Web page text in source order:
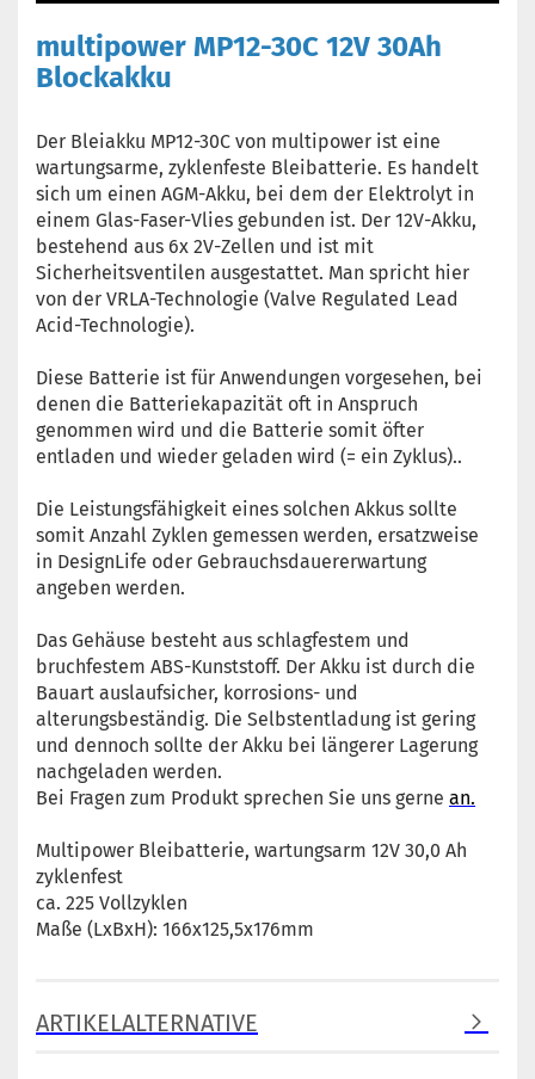
multipower MP12-30C 12V 30Ah
Blockakku
Der Bleiakku MP12-30C von multipower ist eine
wartungsarme, zyklenfeste Bleibatterie. Es handelt
sich um einen AGM-Akku, bei dem der Elektrolyt in
einem Glas-Faser-Vlies gebunden ist. Der 12V-Akku,
bestehend aus 6x 2V-Zellen und ist mit
Sicherheitsventilen ausgestattet. Man spricht hier
von der VRLA-Technologie (Valve Regulated Lead
Acid-Technologie).
Diese Batterie ist für Anwendungen vorgesehen, bei
denen die Batteriekapazität oft in Anspruch
genommen wird und die Batterie somit öfter
entladen und wieder geladen wird (= ein Zyklus)..
Die Leistungsfähigkeit eines solchen Akkus sollte
somit Anzahl Zyklen gemessen werden, ersatzweise
in DesignLife oder Gebrauchsdauererwartung
angeben werden.
Das Gehäuse besteht aus schlagfestem und
bruchfestem ABS-Kunststoff. Der Akku ist durch die
Bauart auslaufsicher, korrosions- und
alterungsbeständig. Die Selbstentladung ist gering
und dennoch sollte der Akku bei längerer Lagerung
nachgeladen werden.
Bei Fragen zum Produkt sprechen Sie uns gerne an.
Multipower Bleibatterie, wartungsarm 12V 30,0 Ah
zyklenfest
ca. 225 Vollzyklen
Maße (LxBxH): 166x125,5x176mm
ARTIKELALTERNATIVE